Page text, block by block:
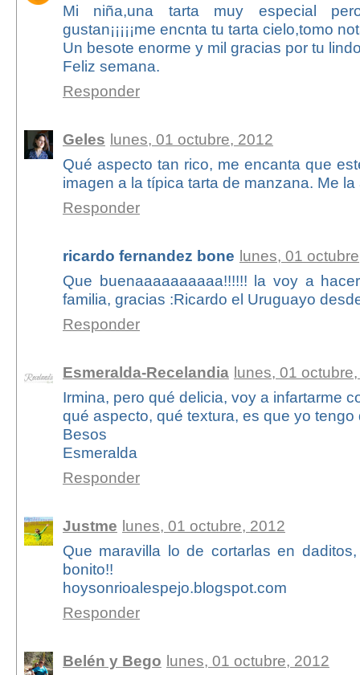
Mi niña,una tarta muy especial
gustan¡¡¡¡¡me encnta tu tarta cielo,tomo
Un besote enorme y mil gracias por tu
Feliz semana.
Responder
Geles lunes, 01 octubre, 2012
Qué aspecto tan rico, me encanta que
imagen a la típica tarta de manzana. Me
Responder
ricardo fernandez bone lunes, 01
Que buenaaaaaaaaaa!!!!!! la voy a
familia, gracias :Ricardo el Uruguayo
Responder
Esmeralda-Recelandia lunes, 01
Irmina, pero qué delicia, voy a infartarme
qué aspecto, qué textura, es que yo tengo
Besos
Esmeralda
Responder
Justme lunes, 01 octubre, 2012
Que maravilla lo de cortarlas en
bonito!!
hoysonrioalespejo.blogspot.com
Responder
Belén y Bego lunes, 01 octubre, 2012